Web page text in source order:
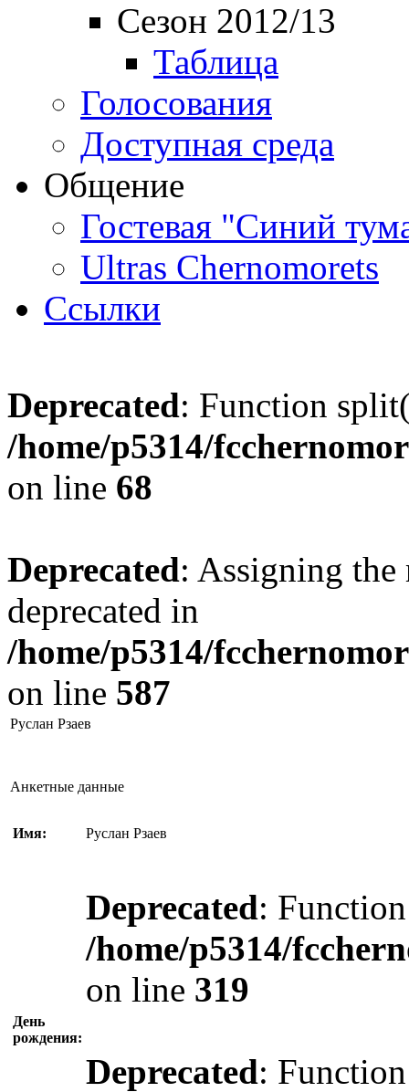
Сезон 2012/13
Таблица
Голосования
Доступная среда
Общение
Гостевая "Синий
Ultras Chernomorets
Ссылки
Deprecated: Function
/home/p5314/
on line 68
Deprecated: Assigning the
deprecated in
/home/p5314/
on line 587
Руслан Рзаев
Анкетные данные
Имя: Руслан Рзаев
День
рождения:
Deprecated:
/home/p5314/
on line 319
Deprecated: